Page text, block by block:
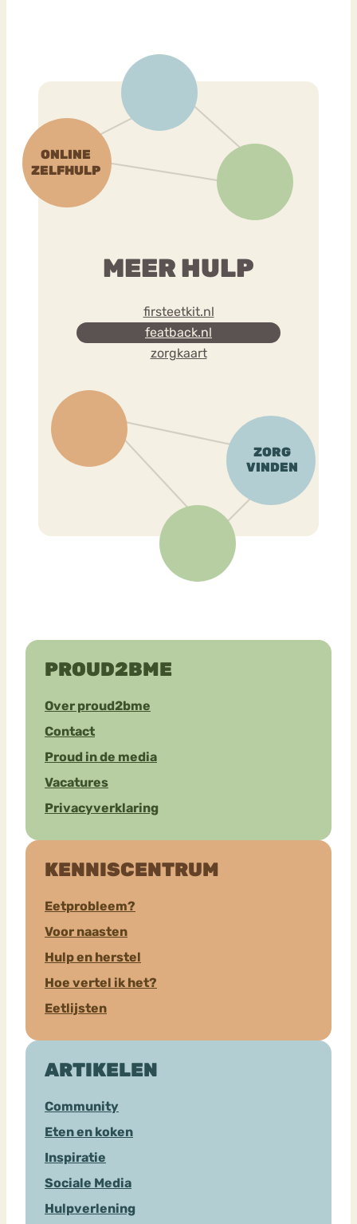
MEER HULP
firsteetkit.nl
featback.nl
zorgkaart
PROUD2BME
Over proud2bme
Contact
Proud in de media
Vacatures
Privacyverklaring
KENNISCENTRUM
Eetprobleem?
Voor naasten
Hulp en herstel
Hoe vertel ik het?
Eetlijsten
ARTIKELEN
Community
Eten en koken
Inspiratie
Sociale Media
Hulpverlening